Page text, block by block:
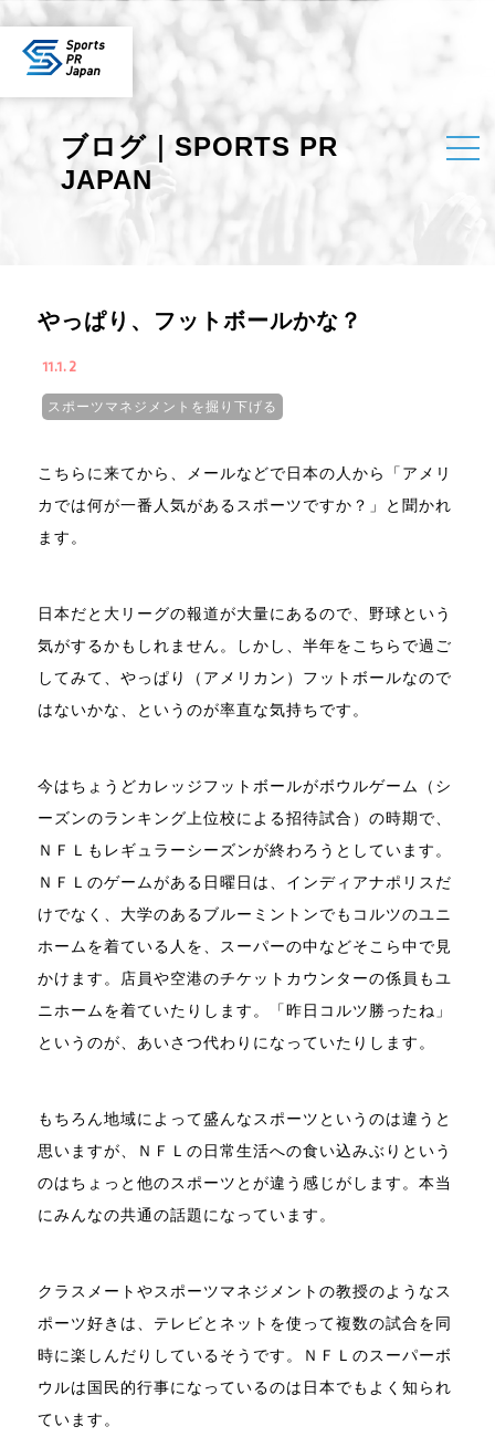
ブログ｜SPORTS PR
JAPAN
やっぱり、フットボールかな？
11.1.2
スポーツマネジメントを掘り下げる
こちらに来てから、メールなどで日本の人から「アメリ
カでは何が一番人気があるスポーツですか？」と聞かれ
ます。
日本だと大リーグの報道が大量にあるので、野球という
気がするかもしれません。しかし、半年をこちらで過ご
してみて、やっぱり（アメリカン）フットボールなので
はないかな、というのが率直な気持ちです。
今はちょうどカレッジフットボールがボウルゲーム（シ
ーズンのランキング上位校による招待試合）の時期で、
ＮＦＬもレギュラーシーズンが終わろうとしています。
ＮＦＬのゲームがある日曜日は、インディアナポリスだ
けでなく、大学のあるブルーミントンでもコルツのユニ
ホームを着ている人を、スーパーの中などそこら中で見
かけます。店員や空港のチケットカウンターの係員もユ
ニホームを着ていたりします。「昨日コルツ勝ったね」
というのが、あいさつ代わりになっていたりします。
もちろん地域によって盛んなスポーツというのは違うと
思いますが、ＮＦＬの日常生活への食い込みぶりという
のはちょっと他のスポーツとが違う感じがします。本当
にみんなの共通の話題になっています。
クラスメートやスポーツマネジメントの教授のようなス
ポーツ好きは、テレビとネットを使って複数の試合を同
時に楽しんだりしているそうです。ＮＦＬのスーパーボ
ウルは国民的行事になっているのは日本でもよく知られ
ています。